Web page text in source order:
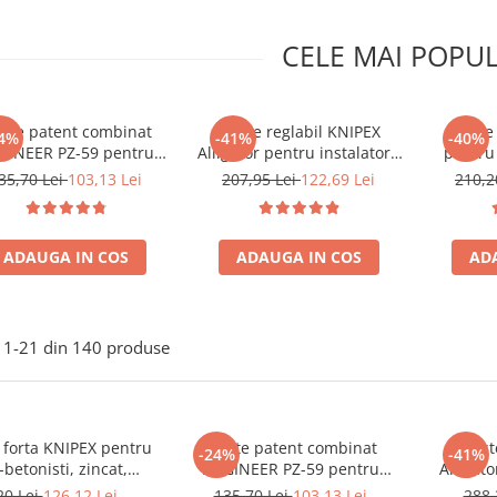
CELE MAI
patent combinat
PZ-59 pentru
suruburilor
Fabricat in Japonia
Lei103,13 Lei
ADAUGA IN COS
-41%
Cleste reglabil KNIPEX
Alligator pentru instalatori,
mecanism autoblocant,
250 mm, fabricat in
Germania 87 01 250
207,95 Lei122,69 Lei
ADAUGA IN COS
-40%
mm,
1-21 din 140 produse
KNIPEX pentru
zincat,
si torsionare
-24%
Cleste patent combinat
ENGINEER PZ-59 pentru
extragerea suruburilor
-41%